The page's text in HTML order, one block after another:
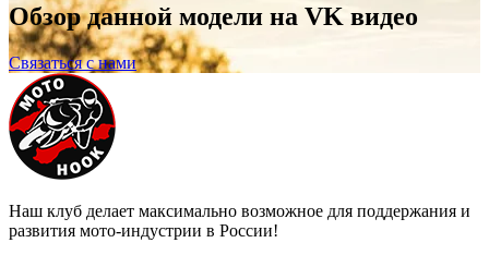
Обзор данной модели на VK видео
Связаться с нами
Наш клуб делает максимально возможное для поддержания и
развития мото-индустрии в России!